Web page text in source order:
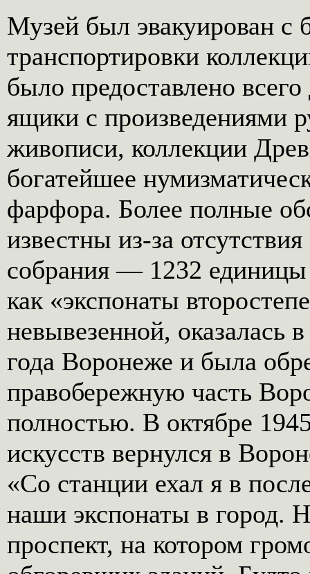
Музей был эвакуирован с
транспортировки
было предоставлено
ящики с произведениями
живописи, коллекции
богатейшее
фарфора. Более полные
известны из-за
собрания — 1232
как «экспонаты
невывезенной, оказалась
года Воронеже и была
правобережную часть
полностью. В октябре
искусств вернулся в
«Со станции ехал я в
наши экспонаты в город.
проспект, на котором